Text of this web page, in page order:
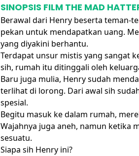
SINOPSIS FILM THE MAD
Berawal dari Henry beserta teman-
pekan untuk mendapatkan uang.
yang diyakini berhantu.
Terdapat unsur mistis yang sangat
sih, rumah itu ditinggali oleh
Baru juga mulia, Henry sudah
terlihat di lorong. Dari awal sih
spesial.
Begitu masuk ke dalam rumah,
Wajahnya juga aneh, namun ketika
sesuatu.
Siapa sih Henry ini?